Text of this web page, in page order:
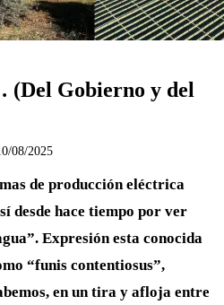
(Del Gobierno y del
08/2025
de producción eléctrica
desde hace tiempo por ver
Expresión esta conocida
“funis contentiosus”,
en un tira y afloja entre